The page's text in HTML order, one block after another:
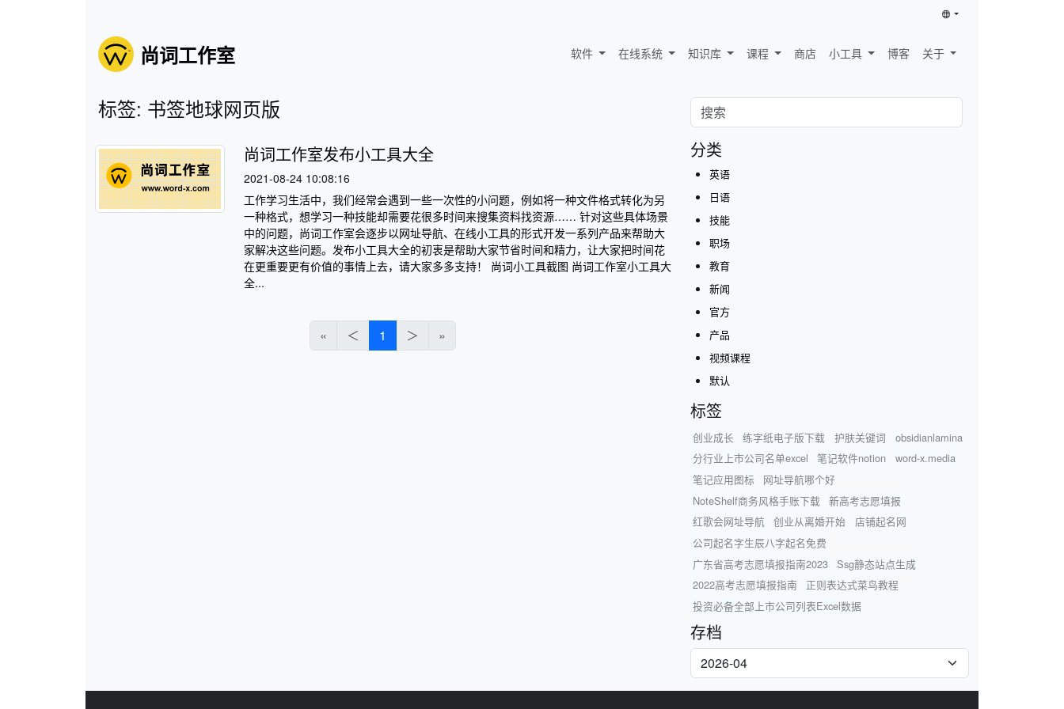
尚词工作室 软件 在线系统 知识库 课程 商店 小工具 博客 关于
标签: 书签地球网页版
尚词工作室发布小工具大全
2021-08-24 10:08:16
工作学习生活中，我们经常会遇到一些一次性的小问题，例如将一种文件格式转化为另
一种格式，想学习一种技能却需要花很多时间来搜集资料找资源…… 针对这些具体场景
中的问题，尚词工作室会逐步以网址导航、在线小工具的形式开发一系列产品来帮助大
家解决这些问题。发布小工具大全的初衷是帮助大家节省时间和精力，让大家把时间花
在更重要更有价值的事情上去，请大家多多支持！ 尚词小工具截图 尚词工作室小工具大
全...
« ＜ 1 ＞ »
分类
英语
日语
技能
职场
教育
新闻
官方
产品
视频课程
默认
标签
创业成长 练字纸电子版下载 护肤关键词
obsidianlamina
分行业上市公司名单excel
笔记软件notion
word-x.media
笔记应用图标
网址导航哪个好
NoteShelf商务风格手账下载
新高考志愿填报
红歌会网址导航
创业从离婚开始
店铺起名网
公司起名字生辰八字起名免费
广东省高考志愿填报指南2023
Ssg静态站点生成
2022高考志愿填报指南
正则表达式菜鸟教程
投资必备全部上市公司列表Excel数据
存档